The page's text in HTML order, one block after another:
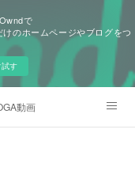
で
けのホームページやブログをつ
す
動画